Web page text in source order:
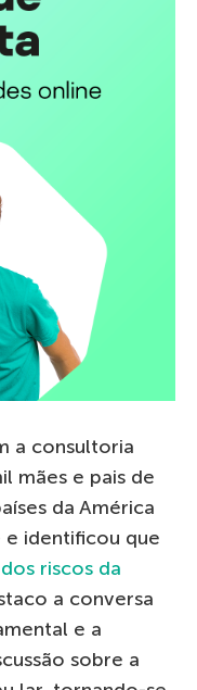
a consultoria
mães e pais de
da América
e identificou que
riscos da
a conversa
e a
sobre a